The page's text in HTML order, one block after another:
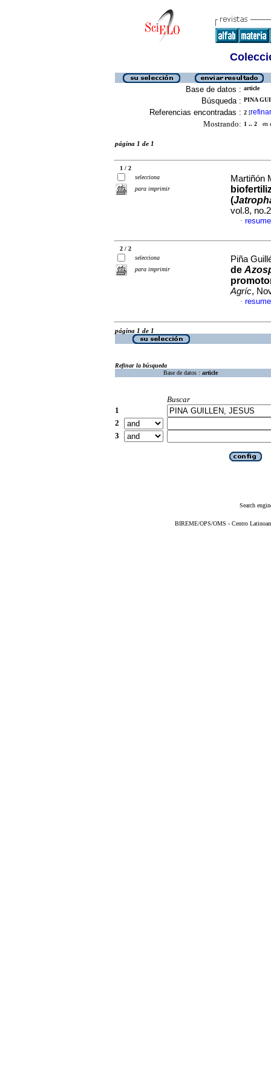
Base de datos : article
Búsqueda : PINA
Referencias encontradas : 2 [refinar
Mostrando: 1 .. 2 en
página 1 de 1
1 / 2
selecciona
para imprimir
Martiñón
(
vol.8,
·
2 / 2
selecciona
para imprimir
Piña
de
Agríc,
·
página 1 de 1
Refinar la búsqueda
Base de datos : article
Buscar
1
2
3
Search
BIREME/OPS/OMS - Centro